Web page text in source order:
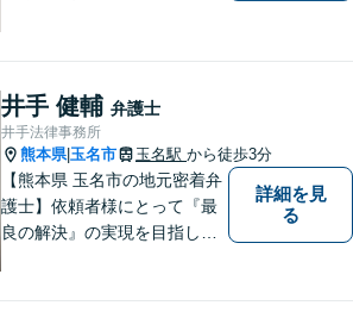
能。個人、企業どちらの案件
にも対応可能ですのでお気軽
にご相談ください。【幅広い
案件のご相談可能】
井手 健輔 弁護士
井手法律事務所
熊本県| 玉名市 玉名駅 から徒歩3分
【熊本県 玉名市の地元密着弁
護士】依頼者様にとって『最
良の解決』の実現を目指しま
詳細を見
る